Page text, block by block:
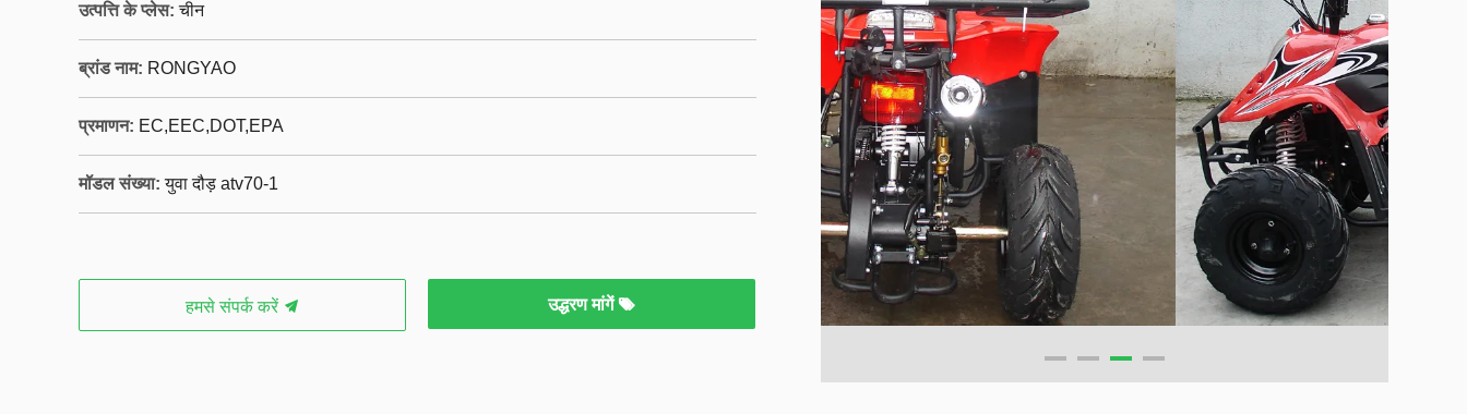
उत्पत्ति के प्लेस: चीन
ब्रांड नाम: RONGYAO
प्रमाणन: EC,EEC,DOT,EPA
मॉडल संख्या: युवा दौड़ atv70-1
हमसे संपर्क करें उद्धरण मांगें